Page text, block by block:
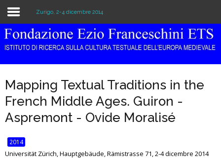
Home
Biblioteca e Archivio
Ricerca
Formazione
Zurigo, 2-4 dicembre 2014
Mapping Textual Traditions in the
French Middle Ages. Guiron -
Aspremont - Ovide Moralisé
2014
Universität Zürich, Hauptgebäude, Rämistrasse 71, 2-4 dicembre 2014